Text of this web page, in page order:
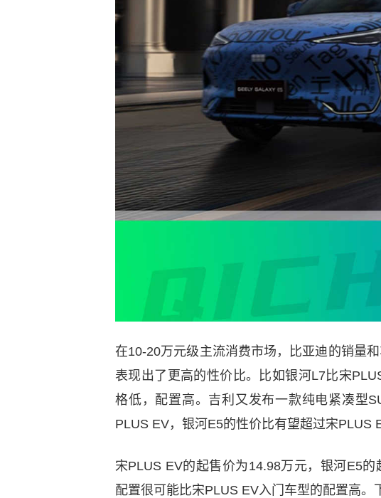
在10-20万元级主流消费市场，比亚迪的销量
表现出了更高的性价比。比如银河L7比宋
格低，配置高。吉利又发布一款纯电紧凑
PLUS EV，银河E5的性价比有望超过宋PLUS
宋PLUS EV的起售价为14.98万元，银河E5
配置很可能比宋PLUS EV入门车型的配置高。